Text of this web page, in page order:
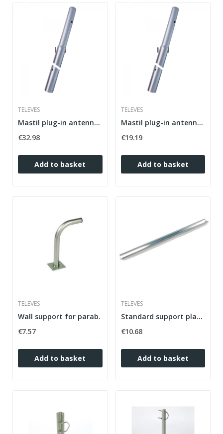
TELEVES
Mastil plug-in antenna 40 x 3m x 2mm Televes 3072
€32.98
Add to basket
TELEVES
Mastil plug-in antenna 2.50 x 35 x 1.5 mm...
€19.19
Add to basket
TELEVES
Wall support for parab.
€7.57
Add to basket
TELEVES
Standard support plate tda
€10.68
Add to basket